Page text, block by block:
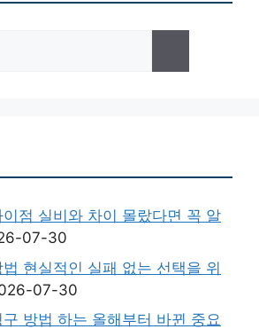
점 실비와 차이 몰랐다면 꼭 알
07-30
현실적인 실패 없는 선택을 위
07-30
방법 하는 올해부터 바뀐 중요